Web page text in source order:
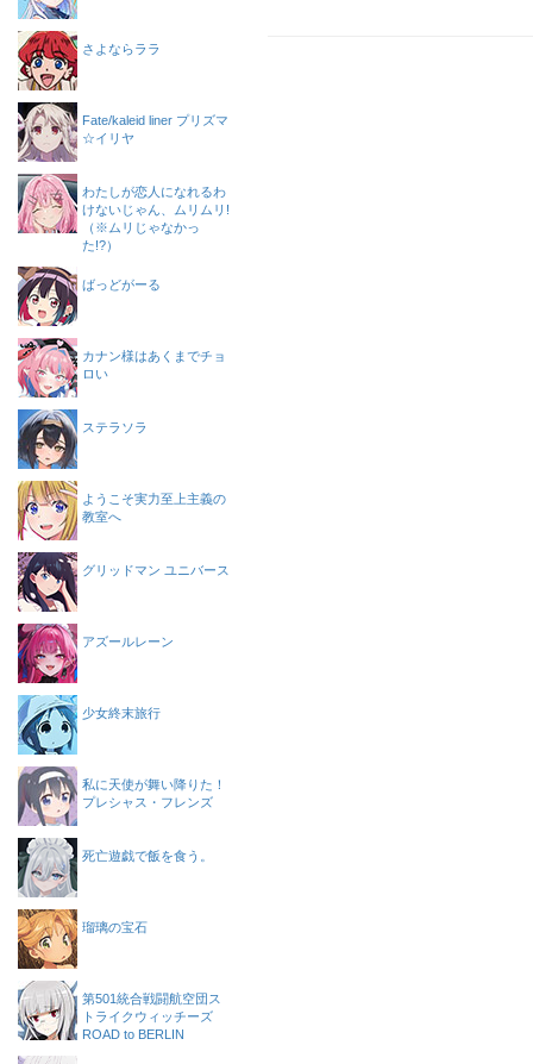
さよならララ
Fate/kaleid liner プリズマ
☆イリヤ
わたしが恋人になれるわ
けないじゃん、ムリムリ!
（※ムリじゃなかっ
た!?）
ばっどがーる
カナン様はあくまでチョ
ロい
ステラソラ
ようこそ実力至上主義の
教室へ
グリッドマン ユニバース
アズールレーン
少女終末旅行
私に天使が舞い降りた！
プレシャス・フレンズ
死亡遊戯で飯を食う。
瑠璃の宝石
第501統合戦闘航空団ス
トライクウィッチーズ
ROAD to BERLIN